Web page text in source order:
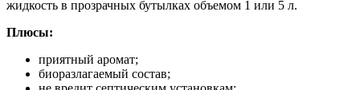
жидкость в прозрачных бутылках объемом 1 или 5 л.
Плюсы:
приятный аромат;
биоразлагаемый состав;